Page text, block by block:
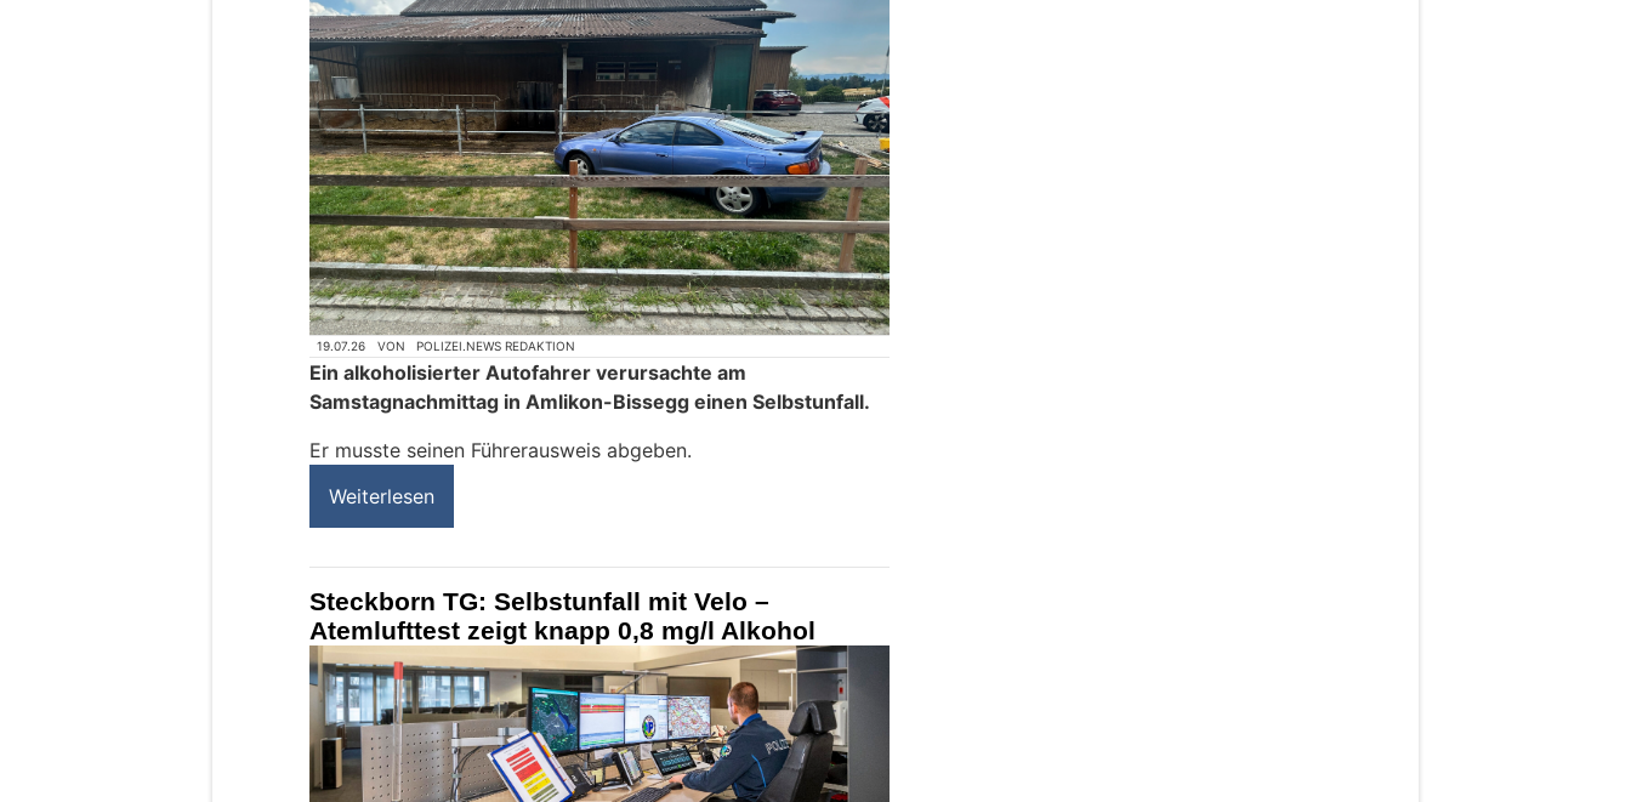
19.07.26 VON POLIZEI.NEWS REDAKTION
Ein alkoholisierter Autofahrer verursachte am
Samstagnachmittag in Amlikon-Bissegg einen Selbstunfall.
Er musste seinen Führerausweis abgeben.
Weiterlesen
Steckborn TG: Selbstunfall mit Velo –
Atemlufttest zeigt knapp 0,8 mg/l Alkohol